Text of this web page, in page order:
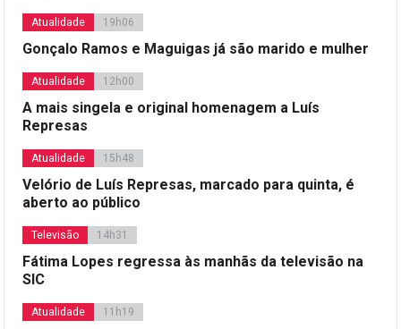
Atualidade 19h06
Gonçalo Ramos e Maguigas já são marido e mulher
Atualidade 12h00
A mais singela e original homenagem a Luís
Represas
Atualidade 15h48
Velório de Luís Represas, marcado para quinta, é
aberto ao público
Televisão 14h31
Fátima Lopes regressa às manhãs da televisão na
SIC
Atualidade 11h19